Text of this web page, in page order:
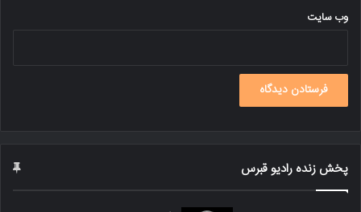
وب‌ سایت
پخش زنده رادیو قبرس